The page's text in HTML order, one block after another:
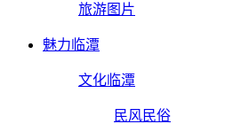
旅游图片
魅力临潭
文化临潭
民风民俗